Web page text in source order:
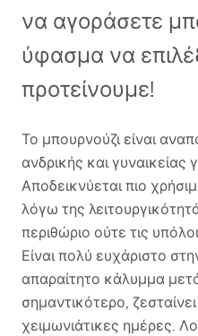
να αγοράσετε
ύφασμα να
προτείνουμε!
Το μπουρνούζι είναι
ανδρικής και
Αποδεικνύεται πιο
λόγω της
περιθώριο ούτε τις
Είναι πολύ ευχάριστο
απαραίτητο κάλυμμα
σημαντικότερο,
χειμωνιάτικες ημέρες.